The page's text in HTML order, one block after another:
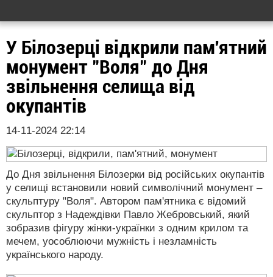
У Білозерці відкрили пам'ятний
монумент "Воля" до Дня
звільнення селища від
окупантів
14-11-2024 22:14
До Дня звільнення Білозерки від російських окупантів
у селищі встановили новий символічний монумент –
скульптуру "Воля". Автором пам'ятника є відомий
скульптор з Надеждівки Павло Жебровський, який
зобразив фігуру жінки-українки з одним крилом та
мечем, уособлюючи мужність і незламність
українського народу.